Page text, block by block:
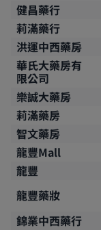
健昌藥行
莉滿藥行
洪運中西藥房
華氏大藥房有
限公司
樂誠大藥房
莉滿藥房
智文藥房
龍豐Mall
龍豐
龍豐藥妝
錦業中西藥行